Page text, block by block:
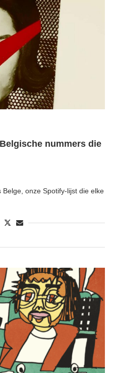
nummers die
onze Spotify-lijst die elke